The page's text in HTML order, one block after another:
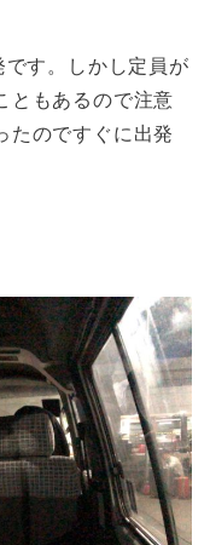
す。しかし定員が
ともあるので注意
たのですぐに出発